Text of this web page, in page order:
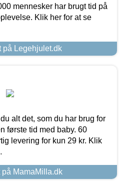
mennesker har brugt tid på
Klik her for at se
på Legehjulet.dk
alt det, som du har brug for
første tid med baby. 60
levering for kun 29 kr. Klik
MamaMilla.dk